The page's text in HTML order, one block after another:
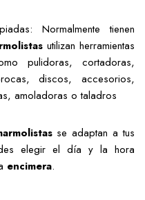
Normalmente tienen
utilizan herramientas
pulidoras, cortadoras,
discos, accesorios,
amoladoras o taladros
se adaptan a tus
elegir el día y la hora
encimera.